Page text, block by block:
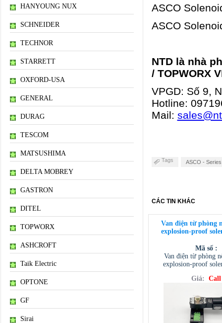
HANYOUNG NUX
SCHNEIDER
TECHNOR
STARRETT
OXFORD-USA
GENERAL
DURAG
TESCOM
MATSUSHIMA
DELTA MOBREY
GASTRON
DITEL
TOPWORX
ASHCROFT
Taik Electric
OPTONE
GF
Sirai
ASCO
ASCO
NTD là nhà
/ TOPWORX
VPGD: Số 9,
Hotline:
Mail:
Tags ASCO -
CÁC TIN KHÁC
Van điện từ phòng
explosion-proof
Mã số :
Van điện từ phòng
explosion-proof
Giá: Call